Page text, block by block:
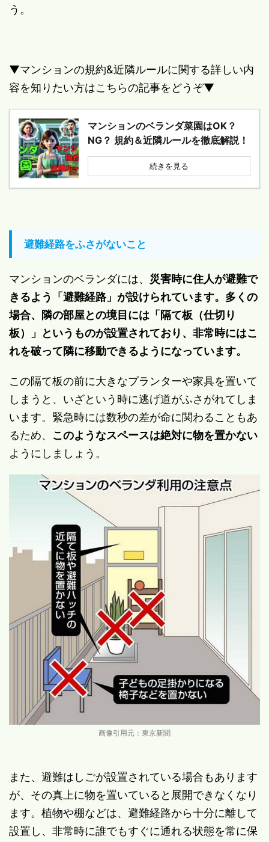
う。
▼マンションの規約&近隣ルールに関する詳しい内
容を知りたい方はこちらの記事をどうぞ▼
マンションのベランダ菜園はOK？
NG？ 規約＆近隣ルールを徹底解説！
続きを見る
避難経路をふさがないこと
マンションのベランダには、 災害時に住人が避難で
きるよう「避難経路」が設けられています。多くの
場合、隣の部屋との境目には「隔て板（仕切り
板）」というものが設置されており、非常時にはこ
れを破って隣に移動できるようになっています。
この隔て板の前に大きなプランターや家具を置いて
しまうと、いざという時に逃げ道がふさがれてしま
います。緊急時には数秒の差が命に関わることもあ
るため、 このようなスペースは絶対に物を置かない
ようにしましょう。
画像引用元：東京新聞
また、避難はしごが設置されている場合もあります
が、その真上に物を置いていると展開できなくなり
ます。植物や棚などは、避難経路から十分に離して
設置し、非常時に誰でもすぐに通れる状態を常に保